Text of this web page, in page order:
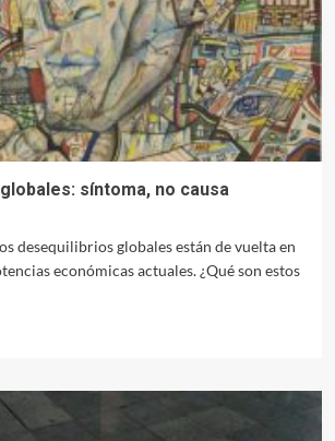
síntoma, no causa
desequilibrios globales están de vuelta en
económicas actuales. ¿Qué son estos